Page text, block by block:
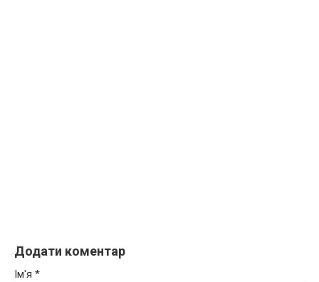
Додати коментар
Ім'я *